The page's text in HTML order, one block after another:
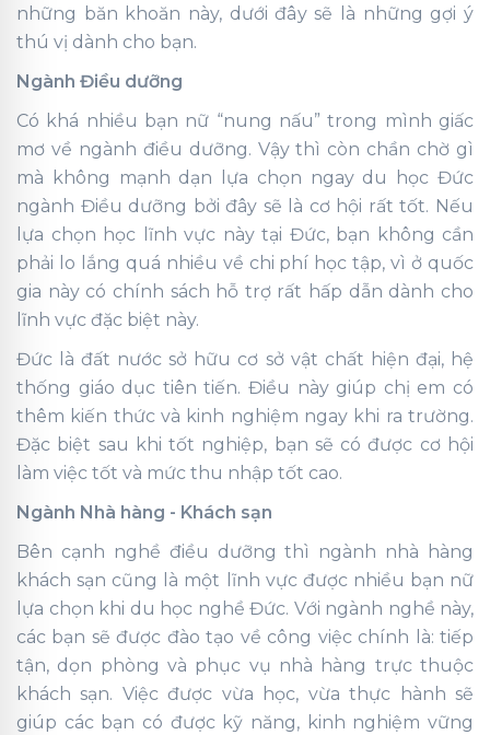
những băn khoăn này, dưới đây sẽ là những gợi ý
thú vị dành cho bạn.
Ngành Điều dưỡng
Có khá nhiều bạn nữ “nung nấu” trong mình giấc
mơ về ngành điều dưỡng. Vậy thì còn chần chờ gì
mà không mạnh dạn lựa chọn ngay du học Đức
ngành Điều dưỡng bởi đây sẽ là cơ hội rất tốt. Nếu
lựa chọn học lĩnh vực này tại Đức, bạn không cần
phải lo lắng quá nhiều về chi phí học tập, vì ở quốc
gia này có chính sách hỗ trợ rất hấp dẫn dành cho
lĩnh vực đặc biệt này.
Đức là đất nước sở hữu cơ sở vật chất hiện đại, hệ
thống giáo dục tiên tiến. Điều này giúp chị em có
thêm kiến thức và kinh nghiệm ngay khi ra trường.
Đặc biệt sau khi tốt nghiệp, bạn sẽ có được cơ hội
làm việc tốt và mức thu nhập tốt cao.
Ngành Nhà hàng - Khách sạn
Bên cạnh nghề điều dưỡng thì ngành nhà hàng
khách sạn cũng là một lĩnh vực được nhiều bạn nữ
lựa chọn khi du học nghề Đức. Với ngành nghề này,
các bạn sẽ được đào tạo về công việc chính là: tiếp
tận, dọn phòng và phục vụ nhà hàng trực thuộc
khách sạn. Việc được vừa học, vừa thực hành sẽ
giúp các bạn có được kỹ năng, kinh nghiệm vững